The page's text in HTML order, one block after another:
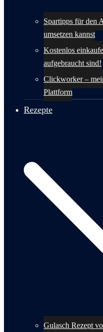
Spartipps für den
umsetzen kannst
Kostenlos
aufgebraucht sind!
Clickworker –
Plattform
Rezepte
Gulasch Rezept